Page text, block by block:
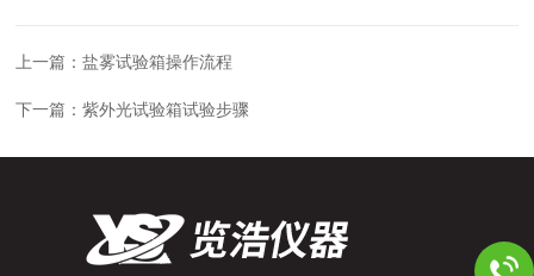
上一篇：盐雾试验箱操作流程
下一篇：紫外光试验箱试验步骤